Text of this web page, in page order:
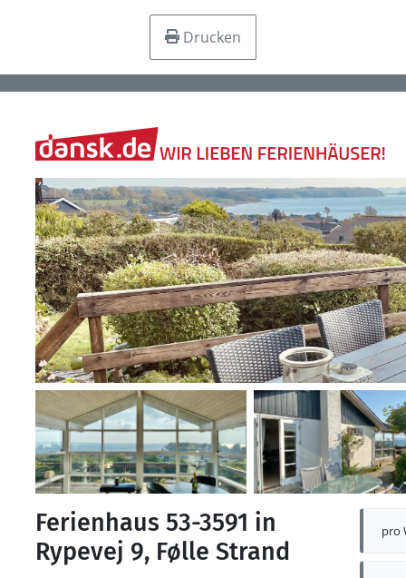
Drucken
pro
Ferienhaus 53-3591 in
Rypevej 9, Følle Strand